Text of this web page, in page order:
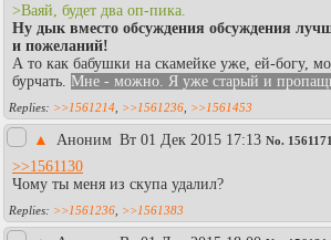
>Ваяй, будет два оп-пика.
Ну дык вместо обсуждения обсуждения
и пожеланий!
А то как бабушки на скамейке уже, ей-богу,
бурчать. Мне - можно. Я уже старый и
>>1561214 >>1561236 >>1561453
▲ Аноним Вт 01 Дек 2015 17:13 No. 1561171
>>1561130
Чому ты меня из скупа удалил?
>>1561236 >>1561383